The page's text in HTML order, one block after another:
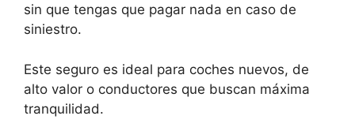
sin que tengas que pagar nada en caso de
siniestro.
Este seguro es ideal para coches nuevos, de
alto valor o conductores que buscan máxima
tranquilidad.